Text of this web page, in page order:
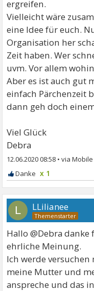
ergreifen.
Vielleicht wäre
eine Idee für euch.
Organisation her
Zeit haben. Wer
uvm. Vor allem
Aber es ist auch gut
einfach Pärchenzeit
dann geh doch
Viel Glück
Debra
12.06.2020 08:58 •
x 1
L LLilianee
Hallo @Debra
ehrliche Meinung.
Ich werde
meine Mutter und
anspreche und das